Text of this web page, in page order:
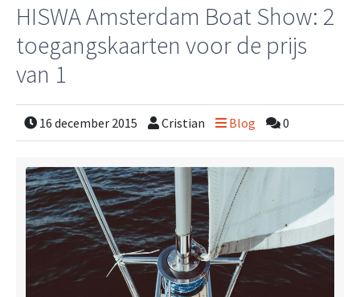
HISWA Amsterdam Boat Show: 2
toegangskaarten voor de prijs
van 1
16 december 2015 Cristian Blog 0